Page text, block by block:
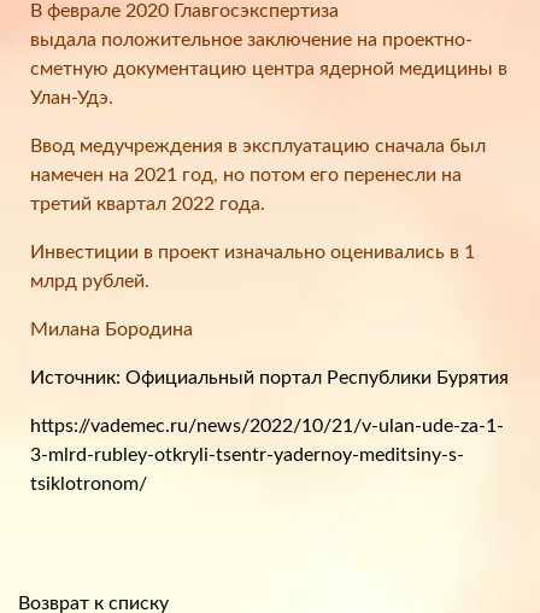
В феврале 2020 Главгосэкспертиза
выдала положительное заключение на проектно-
сметную документацию центра ядерной медицины в
Улан-Удэ.
Ввод медучреждения в эксплуатацию сначала был
намечен на 2021 год, но потом его перенесли на
третий квартал 2022 года.
Инвестиции в проект изначально оценивались в 1
млрд рублей.
Милана Бородина
Источник: Официальный портал Республики Бурятия
https://vademec.ru/news/2022/10/21/v-ulan-ude-za-1-
3-mlrd-rubley-otkryli-tsentr-yadernoy-meditsiny-s-
tsiklotronom/
Возврат к списку